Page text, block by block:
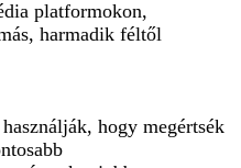
platformokon,
harmadik féltől
hogy megértsék